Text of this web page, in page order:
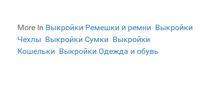
More In Выкройки Ремешки и ремни Выкройки
Чехлы Выкройки Сумки Выкройки
Кошельки Выкройки Одежда и обувь